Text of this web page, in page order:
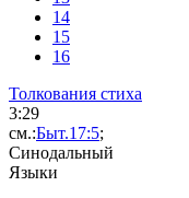
14
15
16
Толкования стиха
3:29
см.:Быт.17:5;
Синодальный
Языки